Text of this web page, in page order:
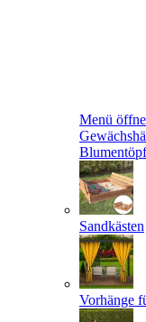
Menü
Sandkästen
Vorhänge